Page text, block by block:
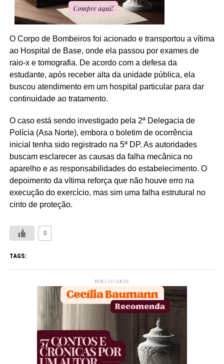
O Corpo de Bombeiros foi acionado e transportou a vítima
ao Hospital de Base, onde ela passou por exames de
raio-x e tomografia. De acordo com a defesa da
estudante, após receber alta da unidade pública, ela
buscou atendimento em um hospital particular para dar
continuidade ao tratamento.
O caso está sendo investigado pela 2ª Delegacia de
Polícia (Asa Norte), embora o boletim de ocorrência
inicial tenha sido registrado na 5ª DP. As autoridades
buscam esclarecer as causas da falha mecânica no
aparelho e as responsabilidades do estabelecimento. O
depoimento da vítima reforça que não houve erro na
execução do exercício, mas sim uma falha estrutural no
cinto de proteção.
0
TAGS:
PUBLICIDADE